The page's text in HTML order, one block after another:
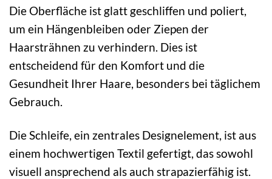
Die Oberfläche ist glatt geschliffen und poliert,
um ein Hängenbleiben oder Ziepen der
Haarsträhnen zu verhindern. Dies ist
entscheidend für den Komfort und die
Gesundheit Ihrer Haare, besonders bei täglichem
Gebrauch.
Die Schleife, ein zentrales Designelement, ist aus
einem hochwertigen Textil gefertigt, das sowohl
visuell ansprechend als auch strapazierfähig ist.